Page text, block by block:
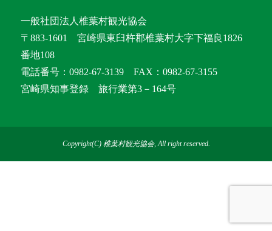
一般社団法人椎葉村観光協会
〒883-1601 宮崎県東臼杵郡椎葉村大字下福良1826
番地108
電話番号：0982-67-3139 FAX：0982-67-3155
宮崎県知事登録 旅行業第3－164号
Copyright(C) 椎葉村観光協会, All right reserved.